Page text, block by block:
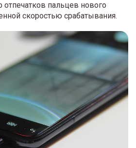
пальцев нового
скоростью срабатывания.